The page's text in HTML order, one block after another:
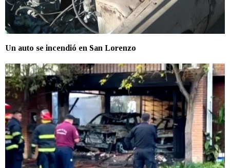
Un auto se incendió en San Lorenzo